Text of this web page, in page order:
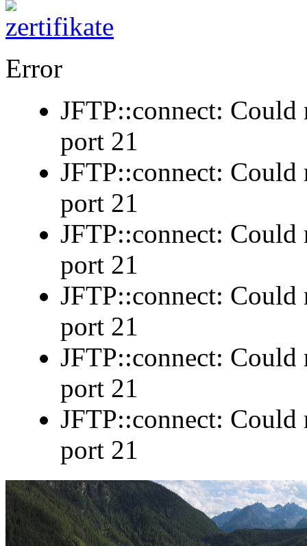
Error
JFTP::connect:
port 21
JFTP::connect:
port 21
JFTP::connect:
port 21
JFTP::connect:
port 21
JFTP::connect:
port 21
JFTP::connect:
port 21